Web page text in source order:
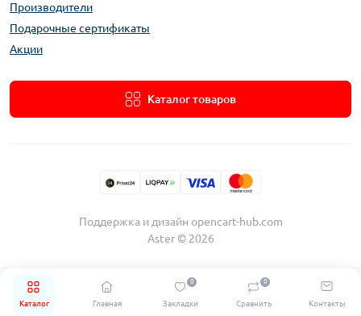
Каталог Главная Закладки
0
Сравнить
0
Контакты
Производители
Подарочные сертификаты
Акции
Каталог товаров
Поддержка и дизайн opencart-hub.com
Aster © 2026